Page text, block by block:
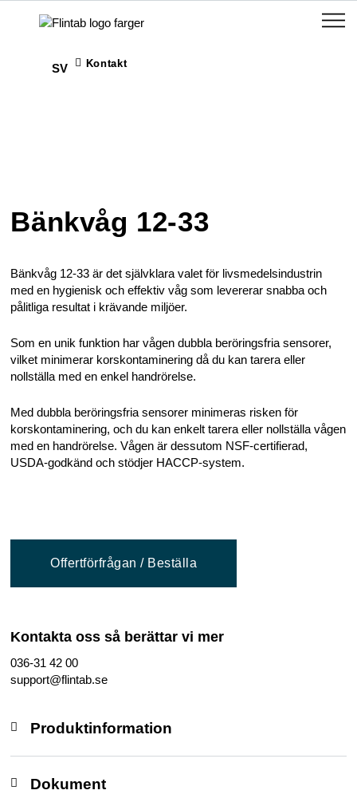
SV Kontakt
Bänkvåg 12-33
Bänkvåg 12-33 är det självklara valet för livsmedelsindustrin
med en hygienisk och effektiv våg som levererar snabba och
pålitliga resultat i krävande miljöer.
Som en unik funktion har vågen dubbla beröringsfria sensorer,
vilket minimerar korskontaminering då du kan tarera eller
nollställa med en enkel handrörelse.
Med dubbla beröringsfria sensorer minimeras risken för
korskontaminering, och du kan enkelt tarera eller nollställa vågen
med en handrörelse. Vågen är dessutom NSF-certifierad,
USDA-godkänd och stödjer HACCP-system.
Offertförfrågan / Beställa
Kontakta oss så berättar vi mer
036-31 42 00
support@flintab.se
Produktinformation
Dokument